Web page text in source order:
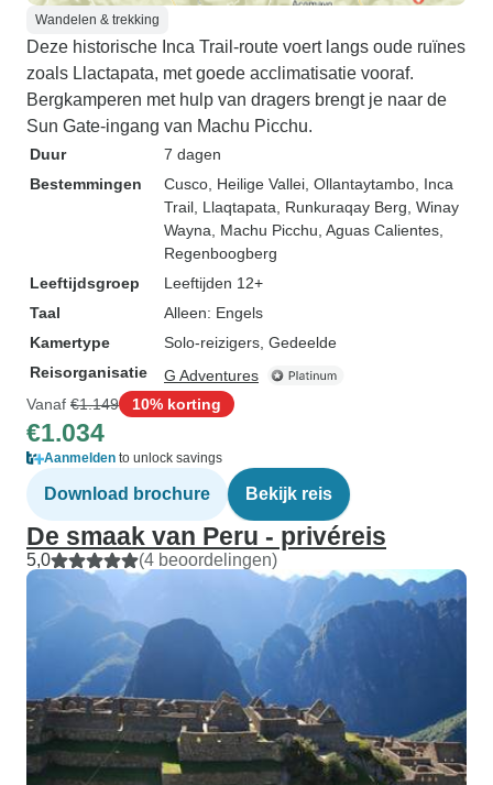
Wandelen & trekking
Deze historische Inca Trail-route voert langs oude ruïnes
zoals Llactapata, met goede acclimatisatie vooraf.
Bergkamperen met hulp van dragers brengt je naar de
Sun Gate-ingang van Machu Picchu.
Duur
7 dagen
Bestemmingen
Cusco , Heilige Vallei , Ollantaytambo , Inca
Trail , Llaqtapata , Runkuraqay Berg , Winay
Wayna , Machu Picchu , Aguas Calientes
Regenboogberg
Leeftijdsgroep
Leeftijden 12+
Taal
Alleen: Engels
Kamertype
Solo-reizigers, Gedeelde
Reisorganisatie
G Adventures
Vanaf €1.149 10% korting
€1.034
Aanmelden to unlock savings
Download brochure Bekijk reis
De smaak van Peru - privéreis
5,0 (4 beoordelingen)